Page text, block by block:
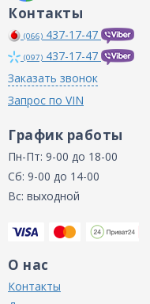
Контакты
(066) 437-17-47
(097) 437-17-47
Заказать звонок
Запрос по VIN
График работы
Пн-Пт: 9-00 до 18-00
Сб: 9-00 до 14-00
Вс: выходной
О нас
Контакты